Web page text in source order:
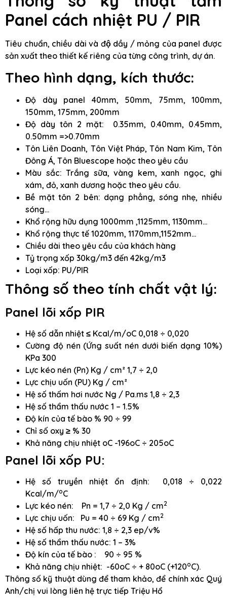
Panel cách nhiệt PU / PIR
Tiêu chuẩn, chiều dài và độ dầy / mỏng của panel được
sản xuất theo thiết kế riêng của từng công trình, dự án.
Theo hình dạng, kích thước:
Độ dày panel 40mm, 50mm, 75mm, 100mm,
150mm, 175mm, 200mm
Độ dày tôn 2 mặt: 0.35mm, 0.40mm, 0.45mm,
0.50mm =>0.70mm
Tôn Liên Doanh, Tôn Việt Pháp, Tôn Nam Kim, Tôn
Đông Á, Tôn Bluescope hoặc theo yêu cầu
Màu sắc: Trắng sữa, vàng kem, xanh ngọc, ghi
xám, đỏ, xanh dương hoặc theo yêu cầu.
Bề mặt tôn 2 bên: dạng phẳng, sóng nhẹ, nhiều
sóng…
Khổ rộng hữu dụng 1000mm ,1125mm, 1130mm…
Khổ rộng thực tế 1020mm, 1170mm,1152mm…
Chiều dài theo yêu cầu của khách hàng
Tỷ trọng xốp 30kg/m3 đến 42kg/m3
Loại xốp: PU/PIR
Thông số theo tính chất vật lý:
Panel lõi xốp PIR
Hệ số dẫn nhiệt ≤ Kcal/m/oC 0,018 ÷ 0,020
Cường độ nén (Ứng suất nén dưới biến dạng 10%)
KPa 300
Lực kéo nén (Pn) Kg / cm² 1,7 ÷ 2,0
Lực chịu uốn (PU) Kg / cm²
Hệ số thấm hơi nước Ng / Pa.ms 1,8 ÷ 2,3
Hệ số thẩm thấu nước 1 – 1.5%
Độ kín của tế bào % 90 ÷ 99
Chỉ số oxy ≥ % 30
Khả năng chịu nhiệt oC -196oC ÷ 205oC
Panel lõi xốp PU:
Hệ số truyền nhiệt ổn định: 0,018 ÷ 0,022
Kcal/m/oC
Lực kéo nén: Pn = 1,7 ÷ 2,0 Kg / cm2
Lực chịu uốn: Pu = 40 ÷ 69 Kg / cm2
Hệ số hấp thu nước: 1,8 ÷ 2,3 ep/v%
Hệ số thẩm thấu nước: 1 – 3%
Độ kín của tế bào : 90 ÷ 95 %
Khả năng chịu nhiệt: -60oC ÷ + 80oC (+120oC).
Thông số kỹ thuật dùng để tham khảo, để chính xác Quý
Anh/chị vui lòng liên hệ trực tiếp Triệu Hổ